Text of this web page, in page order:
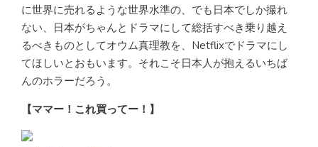
に世界に売れるような世界水準の、でも日本でしか撮れ
ない、日本がちゃんとドラマにして総括すべき乗り越え
るべきものとしてオウム真理教を、Netflixでドラマにし
てほしいとおもいます。それこそ日本人が抱えるいちば
んのホラーだろう。
【ママー！これ買ってー！】